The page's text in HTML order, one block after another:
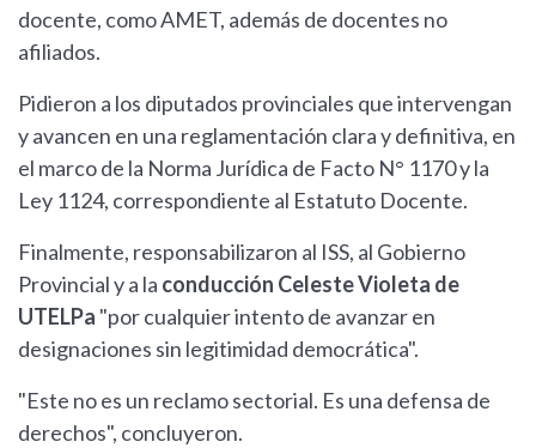
docente, como AMET, además de docentes no
afiliados.
Pidieron a los diputados provinciales que intervengan
y avancen en una reglamentación clara y definitiva, en
el marco de la Norma Jurídica de Facto N° 1170 y la
Ley 1124, correspondiente al Estatuto Docente.
Finalmente, responsabilizaron al ISS, al Gobierno
Provincial y a la conducción Celeste Violeta de
UTELPa "por cualquier intento de avanzar en
designaciones sin legitimidad democrática".
"Este no es un reclamo sectorial. Es una defensa de
derechos", concluyeron.